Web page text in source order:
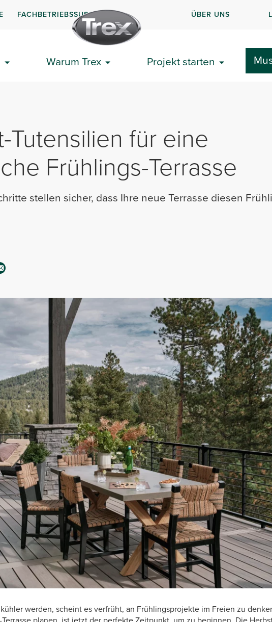
FACHBETRIEBSSUSCHE ÜBER UNS
Warum Trex Projekt starten
Tutensilien für eine
Frühlings-Terrasse
stellen sicher, dass Ihre neue Terrasse diesen
werden, scheint es verfrüht, an Frühlingsprojekte im Freien zu